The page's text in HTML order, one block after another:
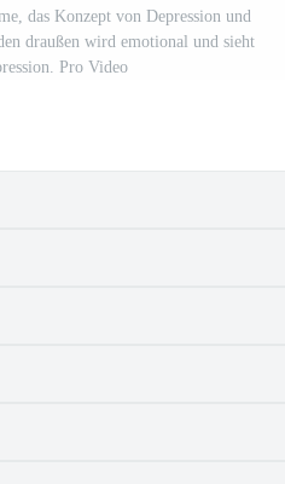
das Konzept von Depression und
draußen wird emotional und sieht
Pro Video